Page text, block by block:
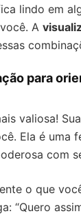
lindo em
A
para
valiosa!
Ela é uma
com
o que
“Quero